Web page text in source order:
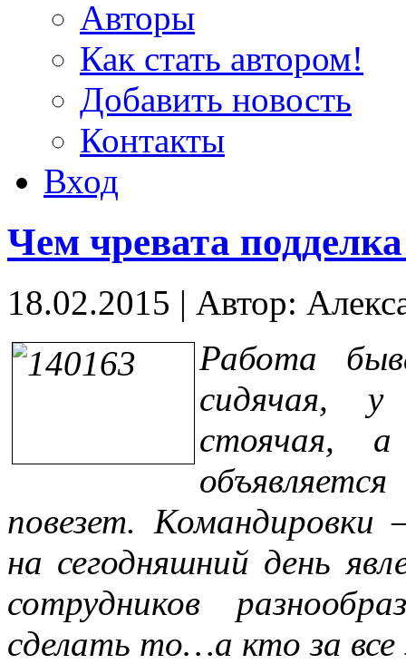
Авторы
Как стать автором!
Добавить новость
Контакты
Вход
Чем чревата
18.02.2015 | Автор:
Работа
сидячая,
стоячая,
повезет. Командировки
на сегодняшний день
сотрудников
сделать то…а кто за